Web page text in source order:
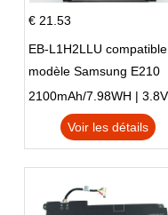
€ 21.53
EB-L1H2LLU compatible
modèle Samsung E210
E210K i939
Voir les détails